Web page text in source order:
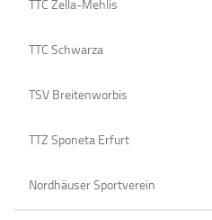
TTC Zella-Mehlis
TTC Schwarza
TSV Breitenworbis
TTZ Sponeta Erfurt
Nordhäuser Sportverein